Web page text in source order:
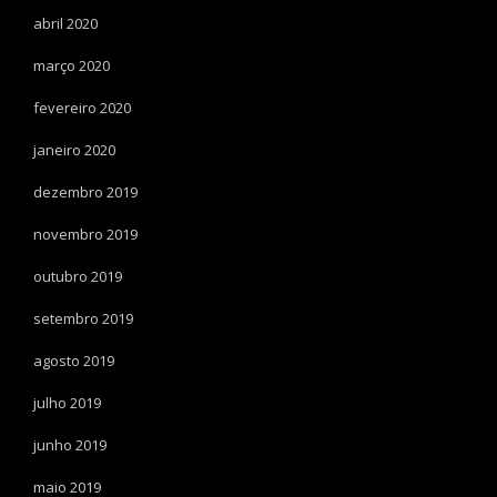
abril 2020
março 2020
fevereiro 2020
janeiro 2020
dezembro 2019
novembro 2019
outubro 2019
setembro 2019
agosto 2019
julho 2019
junho 2019
maio 2019